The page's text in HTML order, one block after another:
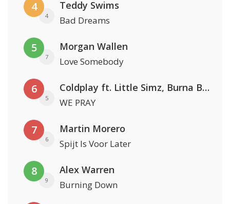
4
4
Teddy Swims
Bad Dreams
5
7
Morgan Wallen
Love Somebody
6
5
Coldplay ft. Little Simz, Burna Boy, Elyanna & Tini
WE PRAY
7
6
Martin Morero
Spijt Is Voor Later
8
9
Alex Warren
Burning Down